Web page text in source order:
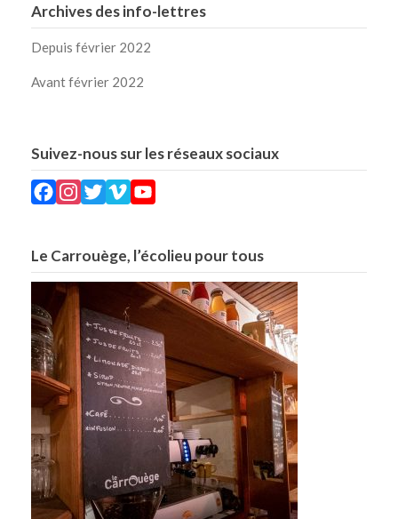
Archives des info-lettres
Depuis février 2022
Avant février 2022
Suivez-nous sur les réseaux sociaux
Facebook
Instagram
Twitter
Vimeo
Le Carrouège, l’écolieu pour tous